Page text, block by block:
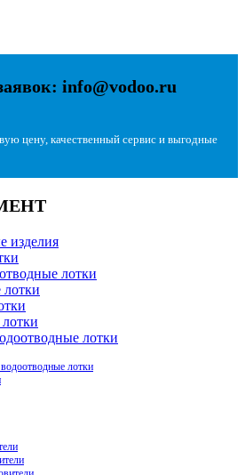
info@vodoo.ru
цену, качественный сервис и выгодные
изделия
лотки
лотки
лотки